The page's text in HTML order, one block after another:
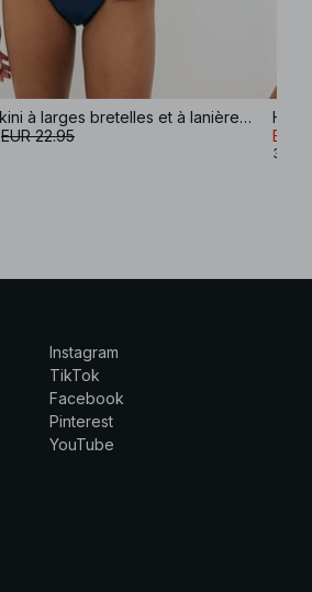
Haut de bikini à larges bretelles et à lanières torsadées sur le devant
EUR 22.95 EUR
3
Instagram
TikTok
Facebook
Pinterest
YouTube